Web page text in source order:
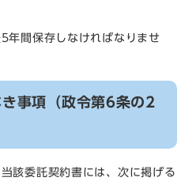
年間保存しなければなりませ
事項（政令第6条の2
該委託契約書には、次に掲げる